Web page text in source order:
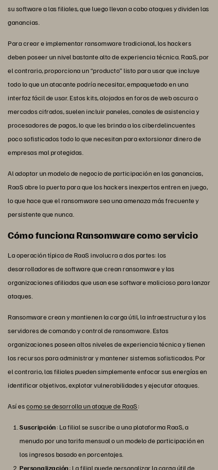
su software a las filiales, que luego llevan a cabo ataques y dividen las
ganancias.
Para crear e implementar ransomware tradicional, los hackers
deben poseer un nivel bastante alto de experiencia técnica. RaaS, por
el contrario, proporciona un “producto” listo para usar que incluye
todo lo que un atacante podría necesitar, empaquetado en una
interfaz fácil de usar. Estos kits, alojados en foros de web oscura o
mercados cifrados, suelen incluir paneles, canales de asistencia y
procesadores de pagos, lo que les brinda a los ciberdelincuentes
poco sofisticados todo lo que necesitan para extorsionar dinero de
empresas mal protegidas.
Al adoptar un modelo de negocio de participación en las ganancias,
RaaS abre la puerta para que los hackers inexpertos entren en juego,
lo que hace que el ransomware sea una amenaza más frecuente y
persistente que nunca.
Cómo funciona Ransomware como servicio
La operación típica de RaaS involucra a dos partes: los
desarrolladores de software que crean ransomware y las
organizaciones afiliadas que usan ese software malicioso para lanzar
ataques.
Ransomware crean y mantienen la carga útil, la infraestructura y los
servidores de comando y control de ransomware. Estas
organizaciones poseen altos niveles de experiencia técnica y tienen
los recursos para administrar y mantener sistemas sofisticados. Por
el contrario, las filiales pueden simplemente enfocar sus energías en
identificar objetivos, explotar vulnerabilidades y ejecutar ataques.
Así escomo se desarrolla un ataque de RaaS:
Suscripción: La filial se suscribe a una plataforma RaaS, a
menudo por una tarifa mensual o un modelo de participación en
los ingresos basado en porcentajes.
Personalización: La filial puede personalizar la carga útil de